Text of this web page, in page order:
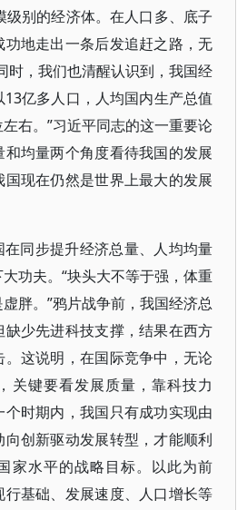
级别的经济体。在人口多、底子
地走出一条后发追赶之路，无
时，我们也清醒认识到，我国经
亿多人口，人均国内生产总值
右。”习近平同志的这一重要论
均量两个角度看待我国的发展
现在仍然是世界上最大的发展
在同步提升经济总量、人均均量
功夫。“块头大不等于强，体重
胖。”鸦片战争前，我国经济总
少先进科技支撑，结果在西方
这说明，在国际竞争中，无论
关键要看发展质量，靠科技力
时期内，我国只有成功实现由
创新驱动发展转型，才能顺利
家水平的战略目标。以此为前
基础、发展速度、人口增长等